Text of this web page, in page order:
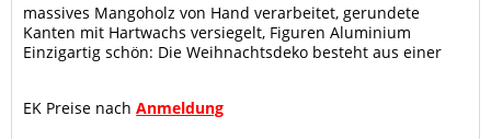
massives Mangoholz von Hand verarbeitet, gerundete
Kanten mit Hartwachs versiegelt, Figuren Aluminium
Einzigartig schön: Die Weihnachtsdeko besteht aus einer
EK Preise nachAnmeldung